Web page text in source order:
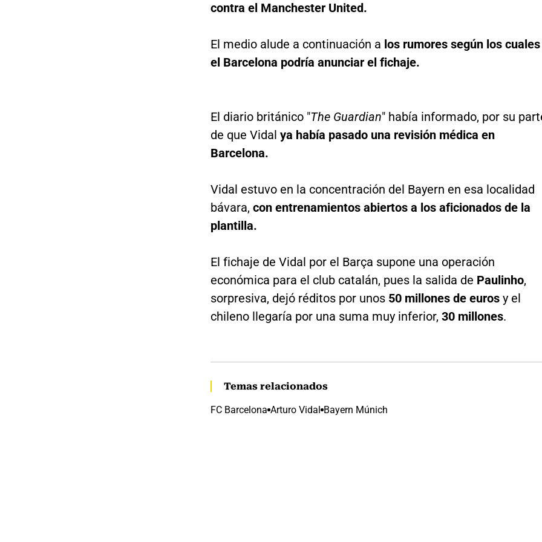
contra el Manchester United.
El medio alude a continuación a los rumores según los cuales
el Barcelona podría anunciar el fichaje.
El diario británico "The Guardian" había informado, por su
de que Vidal ya había pasado una revisión médica en
Barcelona.
Vidal estuvo en la concentración del Bayern en esa localidad
bávara, con entrenamientos abiertos a los aficionados de la
plantilla.
El fichaje de Vidal por el Barça supone una operación
económica para el club catalán, pues la salida de Paulinho,
sorpresiva, dejó réditos por unos 50 millones de eurosy el
chileno llegaría por una suma muy inferior, 30 millones.
Temas relacionados
FC Barcelona Arturo Vidal Bayern Múnich